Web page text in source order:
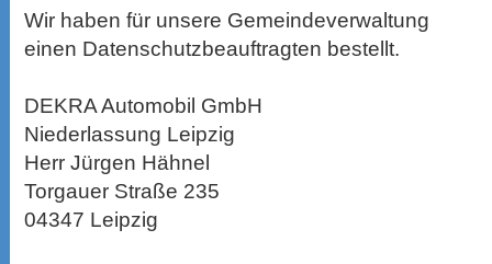
Wir haben für unsere Gemeindeverwaltung
einen Datenschutzbeauftragten bestellt.
DEKRA Automobil GmbH
Niederlassung Leipzig
Herr Jürgen Hähnel
Torgauer Straße 235
04347 Leipzig